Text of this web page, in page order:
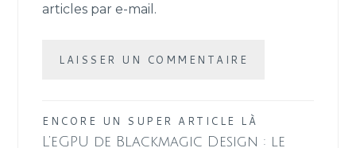
articles par e-mail.
Navigation
ENCORE UN SUPER ARTICLE LÀ
L’eGPU de Blackmagic Design : le